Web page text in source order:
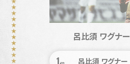
呂比須 ワグナー
1 呂比須 ワグナー